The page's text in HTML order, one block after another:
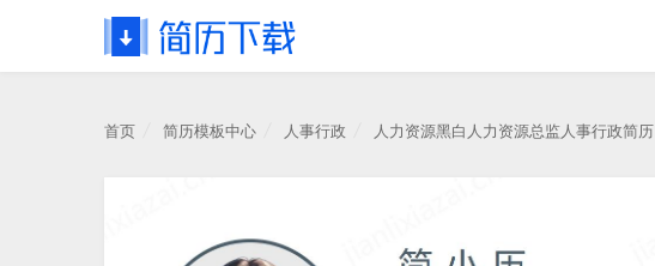
首页 简历模板中心 人事行政 人力资源黑白人力资源总监人事行政简历